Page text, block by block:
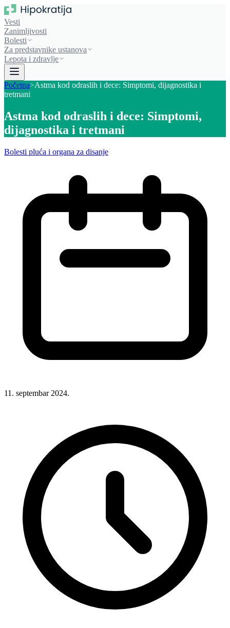
Vesti
Zanimljivosti
Bolesti
Za predstavnike ustanova
Lepota i zdravlje
Početna>Astma kod odraslih i dece: Simptomi, dijagnostika i
tretmani
Astma kod odraslih i dece: Simptomi,
dijagnostika i tretmani
Bolesti pluća i organa za disanje
11. septembar 2024.